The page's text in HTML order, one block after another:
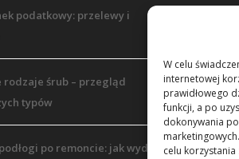
W celu
internetowej
prawidłowego
funkcji, a po
dokonywania
celu
podatkowy: przelewy i
rodzaje śrub – przegląd
typów
po remoncie: jak wydłużyć